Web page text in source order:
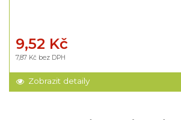
9,52 Kč
7,87 Kč bez DPH
Zobrazit detaily